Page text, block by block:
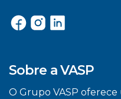
Sobre a VASP
O Grupo VASP